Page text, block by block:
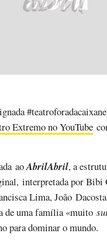
Extremo no YouTube
aoAbrilAbril, a
interpretada por Bibi
Lima, João
de uma família «muito
para dominar o mundo.